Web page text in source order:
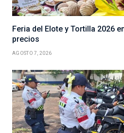
Feria del Elote y Tortilla 2026
precios
AGOSTO 7, 2026